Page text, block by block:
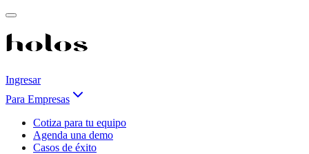
Ingresar
Para Empresas
Cotiza para tu equipo
Agenda una demo
Casos de éxito